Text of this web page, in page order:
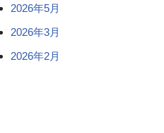
2026年5月
2026年3月
2026年2月